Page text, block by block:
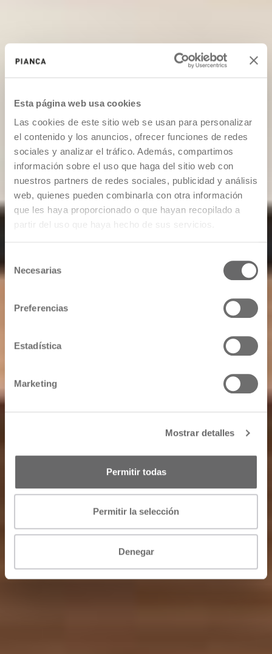
Esta página web usa cookies
Las cookies de este sitio web se usan para personalizar
el contenido y los anuncios, ofrecer funciones de redes
sociales y analizar el tráfico. Además, compartimos
información sobre el uso que haga del sitio web con
nuestros partners de redes sociales, publicidad y análisis
web, quienes pueden combinarla con otra información
que les haya proporcionado o que hayan recopilado a
partir del uso que haya hecho de sus servicios.
de Necesarias
Preferencias
Estadística
Marketing
Mostrar detalles
Permitir todas
Permitir la selección
Denegar